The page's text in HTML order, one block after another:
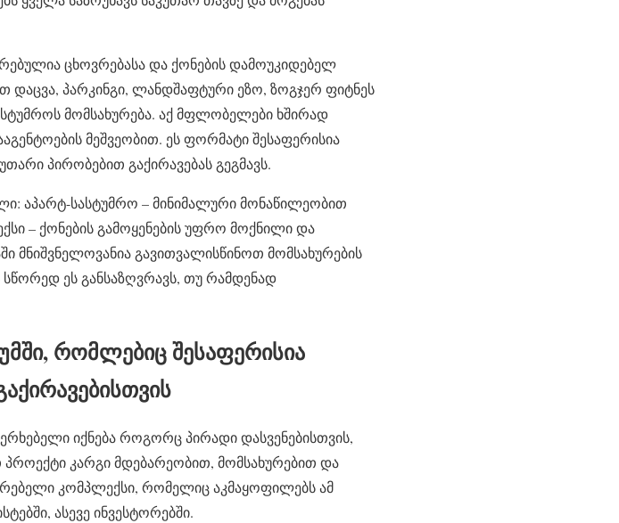
ცხოვრებასა და ქონების დამოუკიდებელ
დაცვა, პარკინგი, ლანდშაფტური ეზო, ზოგჯერ ფიტნეს
მომსახურება. აქ მფლობელები ხშირად
მეშვეობით. ეს ფორმატი შესაფერისია
პირობებით გაქირავებას გეგმავს.
აპარტ-სასტუმრო – მინიმალური მონაწილეობით
– ქონების გამოყენების უფრო მოქნილი და
მნიშვნელოვანია გავითვალისწინოთ მომსახურების
ეს განსაზღვრავს, თუ რამდენად
რომლებიც შესაფერისია
იქნება როგორც პირადი დასვენებისთვის,
პროექტი კარგი მდებარეობით, მომსახურებით და
კომპლექსი, რომელიც აკმაყოფილებს ამ
ასევე ინვესტორებში.